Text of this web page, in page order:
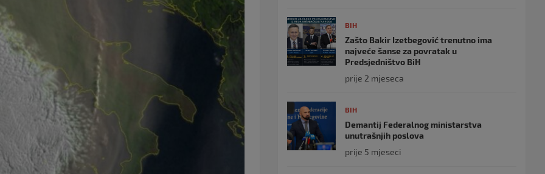
b
o
o
k
BIH
Zašto Bakir Izetbegović trenutno ima
najveće šanse za povratak u
Predsjedništvo BiH
prije 2 mjeseca
BIH
Demantij Federalnog ministarstva
unutrašnjih poslova
prije 5 mjeseci